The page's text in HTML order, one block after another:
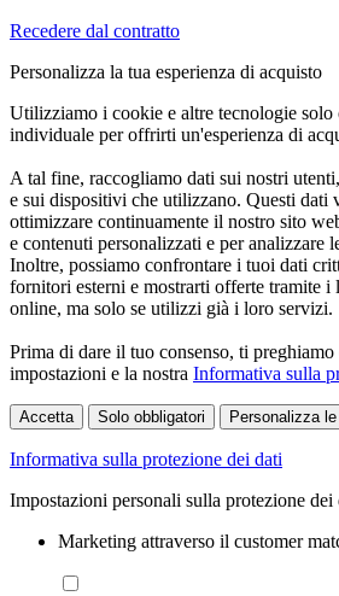
Recedere dal contratto
Personalizza la tua esperienza di acquisto
Utilizziamo i cookie e altre tecnologie solo
individuale per offrirti un'esperienza di
A tal fine, raccogliamo dati sui nostri
e sui dispositivi che utilizzano. Questi dati
ottimizzare continuamente il nostro sito
e contenuti personalizzati e per analizzare
Inoltre, possiamo confrontare i tuoi dati
fornitori esterni e mostrarti offerte tramite
online, ma solo se utilizzi già i loro servizi.
Prima di dare il tuo consenso, ti
impostazioni e la nostra Informativa sulla
Accetta Solo obbligatori Personalizza
Informativa sulla protezione dei dati
Impostazioni personali sulla protezione dei
Marketing attraverso il customer